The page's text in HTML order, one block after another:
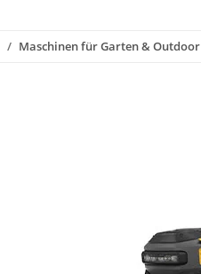
Maschinen für Garten & Outdoor